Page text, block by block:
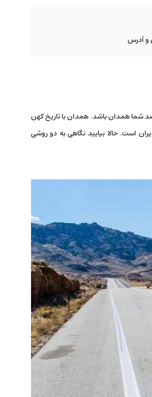
و آدرس
شما همدان باشد. همدان با تاریخ کهن
است. حالا بیایید نگاهی به دو روشی